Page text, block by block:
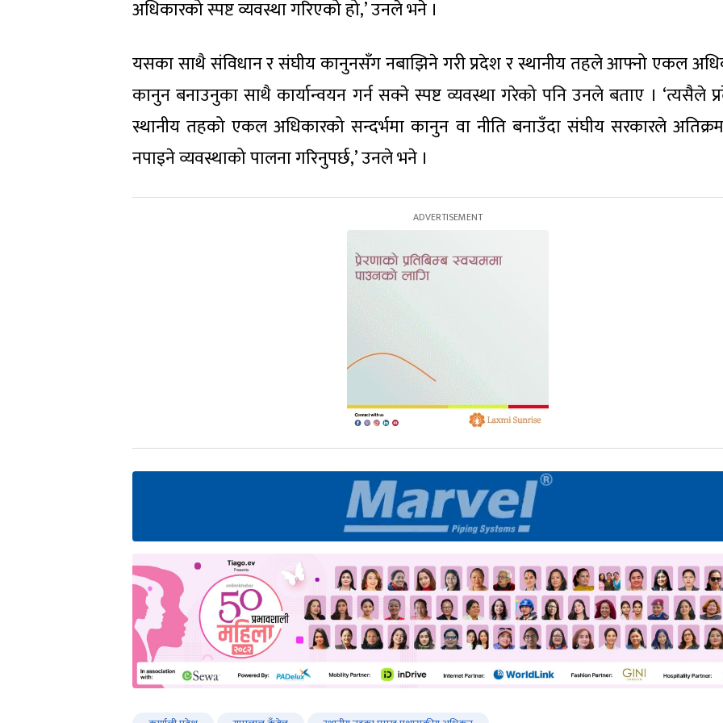
अधिकारको स्पष्ट व्यवस्था गरिएको हो,’ उनले भने ।
यसका साथै संविधान र संघीय कानुनसँग नबाझिने गरी प्रदेश र स्थानीय तहले आफ्नो एकल
कानुन बनाउनुका साथै कार्यान्वयन गर्न सक्ने स्पष्ट व्यवस्था गरेको पनि उनले बताए । ‘त्यसैले
स्थानीय तहको एकल अधिकारको सन्दर्भमा कानुन वा नीति बनाउँदा संघीय सरकारले
नपाइने व्यवस्थाको पालना गरिनुपर्छ,’ उनले भने ।